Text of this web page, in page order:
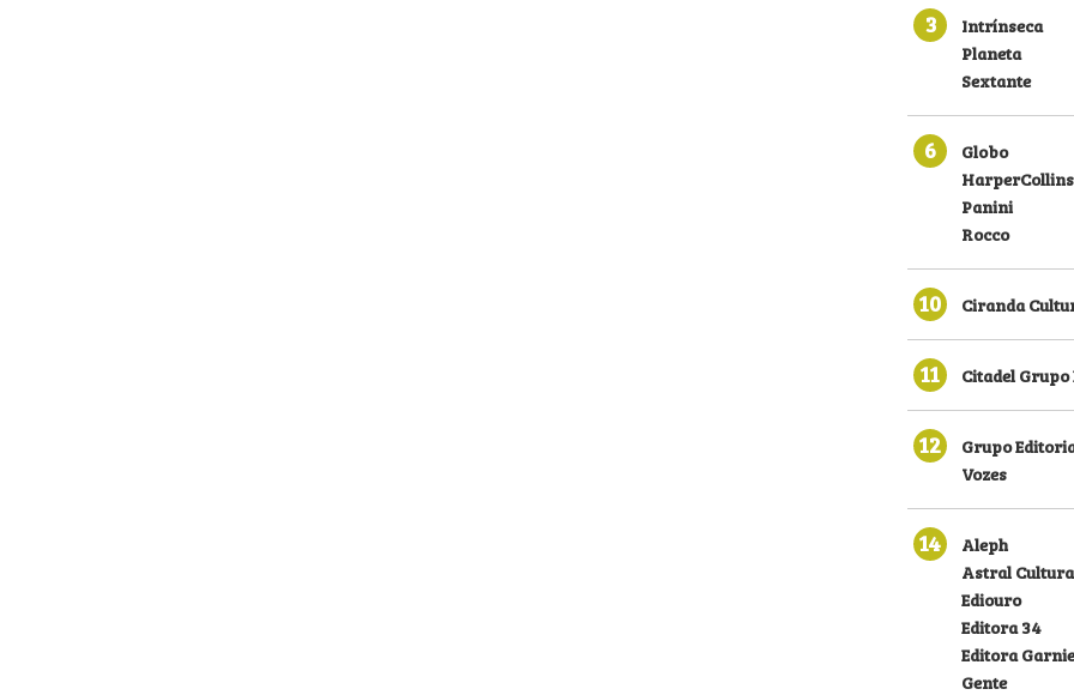
3
Intrínseca
Planeta
Sextante
6
Globo
Panini
Rocco
10 Ciranda
11 Citadel
12
Grupo
Vozes
14
Aleph
Astral
Ediouro
Editora 34
Editora
Gente